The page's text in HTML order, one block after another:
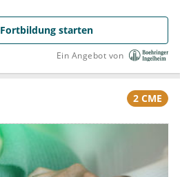
Fortbildung starten
Ein Angebot von
2 CME